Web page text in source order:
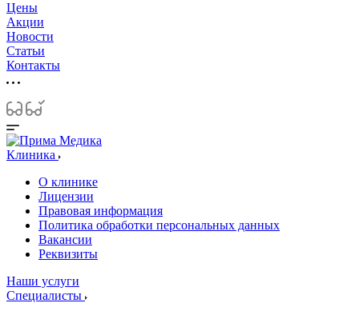
Цены
Акции
Новости
Статьи
Контакты
Клиника
О клинике
Лицензии
Правовая информация
Политика обработки персональных данных
Вакансии
Реквизиты
Наши услуги
Специалисты